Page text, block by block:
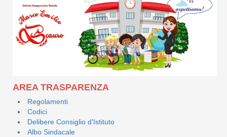
AREA TRASPARENZA
Regolamenti
Codici
Delibere Consiglio d'Istituto
Albo Sindacale